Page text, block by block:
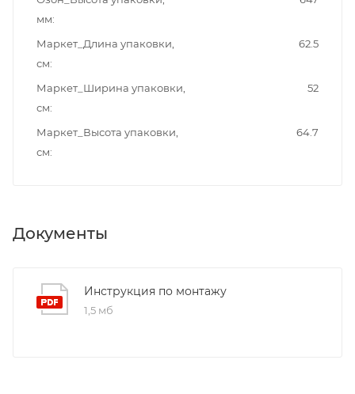
мм
Маркет_Длина упаковки,
см
62.5
Маркет_Ширина упаковки,
см
52
Маркет_Высота упаковки,
см
64.7
Документы
Инструкция по монтажу
1,5 мб